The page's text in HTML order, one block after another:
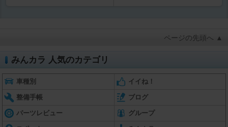
ページの先頭へ ▲
みんカラ 人気のカテゴリ
車種別 イイね！
整備手帳 ブログ
パーツレビュー グループ